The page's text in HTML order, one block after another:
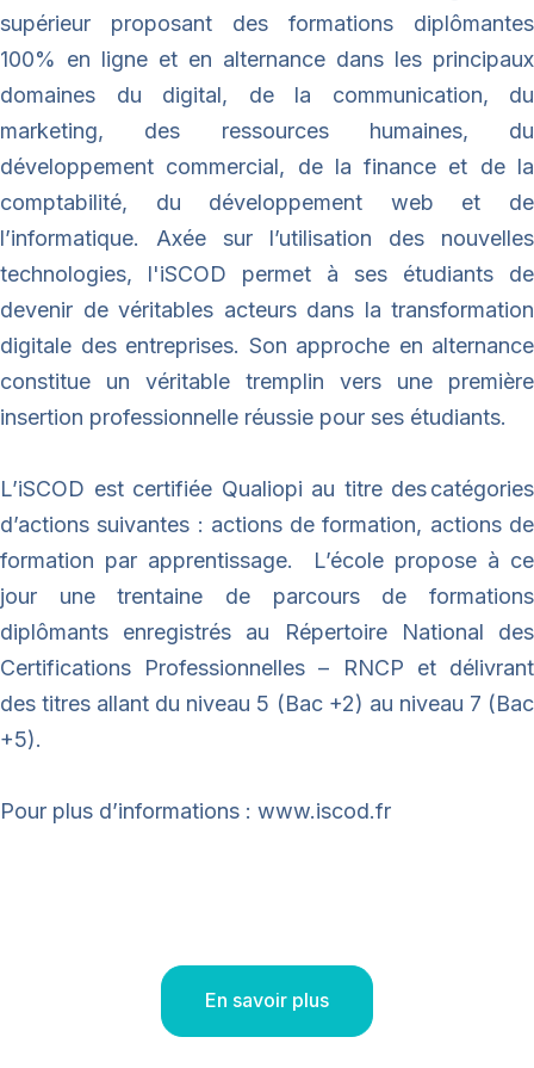
Carrière RH
Connexion Adhérer
Contacter l’assistance • Conditions d’utilisation •
Politique de confidentalité • Statuts
supérieur proposant des formations diplômantes
100% en ligne et en alternance dans les principaux
domaines du digital, de la communication, du
marketing, des ressources humaines, du
développement commercial, de la finance et de la
comptabilité, du développement web et de
l’informatique. Axée sur l’utilisation des nouvelles
technologies, l'iSCOD permet à ses étudiants de
devenir de véritables acteurs dans la transformation
digitale des entreprises. Son approche en alternance
constitue un véritable tremplin vers une première
insertion professionnelle réussie pour ses étudiants.
L’iSCOD est certifiée Qualiopi au titre des catégories
d’actions suivantes : actions de formation, actions de
formation par apprentissage. L’école propose à ce
jour une trentaine de parcours de formations
diplômants enregistrés au Répertoire National des
Certifications Professionnelles – RNCP et délivrant
des titres allant du niveau 5 (Bac +2) au niveau 7 (Bac
+5).
Pour plus d’informations : www.iscod.fr
En savoir plus
Mot de passe oublié ?